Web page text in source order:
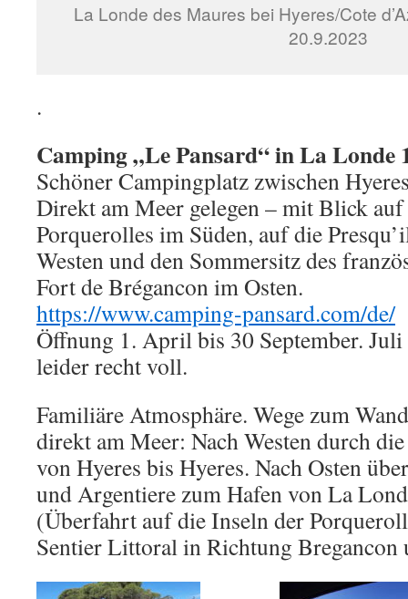
La Londe des Maures bei Hyeres/Cote
20.9.2023
.
Camping „Le Pansard“ in La Londe
Schöner Campingplatz zwischen
Direkt am Meer gelegen – mit Blick
Porquerolles im Süden, auf die
Westen und den Sommersitz des
Fort de Brégancon im Osten.
https://www.camping-pansard.com/de/
Öffnung 1. April bis 30 September. Juli
leider recht voll.
Familiäre Atmosphäre. Wege zum
direkt am Meer: Nach Westen durch
von Hyeres bis Hyeres. Nach Osten
und Argentiere zum Hafen von La
(Überfahrt auf die Inseln der
Sentier Littoral in Richtung Bregancon